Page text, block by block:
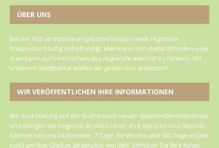
ÜBER UNS
Bei der Flut an Internetangeboten bleiben viele regionale
Ansprüche häufig unbefriedigt. Man kann sich damit abfinden oder
man kann auch versuchen das regionale Internet zu fördern. Mit
unserem Stadtportal wollen wir genau hier ansetzen!
WIR VERÖFFENTLICHEN IHRE INFORMATIONEN
Wir sind ständig auf der Suche nach neuen Quellen/Berichte/Bilder
und bringen sie Regional an viele Leser. Ihre Berichte und Reports
können bei uns 24 Stunden, 7 Tage die Woche und 365 Tage im Jahr
rund um den Globus abgerufen werden. Schicken Sie Ihre News